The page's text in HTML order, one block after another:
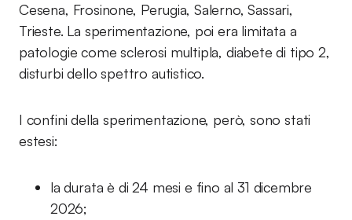
Cesena, Frosinone, Perugia, Salerno, Sassari,
Trieste. La sperimentazione, poi era limitata a
patologie come sclerosi multipla, diabete di tipo 2,
disturbi dello spettro autistico.
I confini della sperimentazione, però, sono stati
estesi:
la durata è di 24 mesi e fino al 31 dicembre
2026;